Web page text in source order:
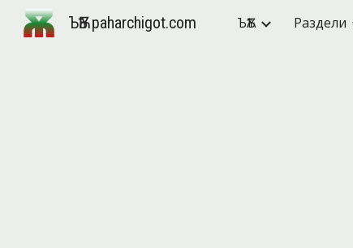
ЪѪѢ paharchigot.com ЪѪѢ Раздели